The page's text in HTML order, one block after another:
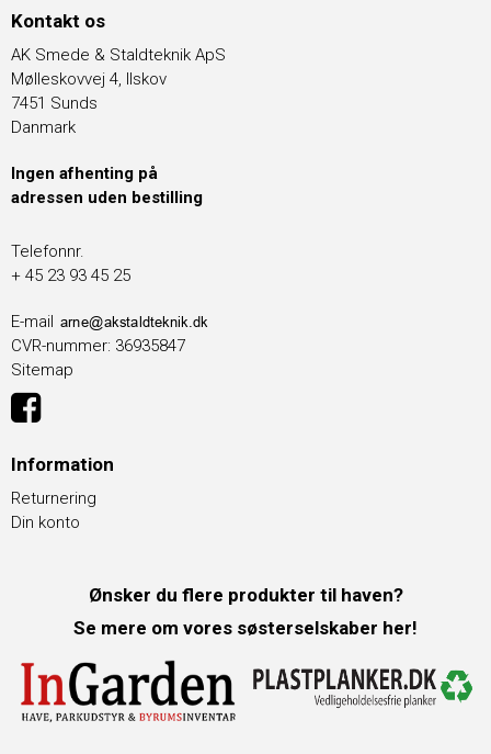
Kontakt os
AK Smede & Staldteknik ApS
Mølleskovvej 4, Ilskov
7451 Sunds
Danmark
Ingen afhenting på
adressen uden bestilling
Telefonnr.
+ 45 23 93 45 25
E-mail
CVR-nummer: 36935847
Sitemap
Information
Returnering
Din konto
Ønsker du flere produkter til haven?
Se mere om vores søsterselskaber her!